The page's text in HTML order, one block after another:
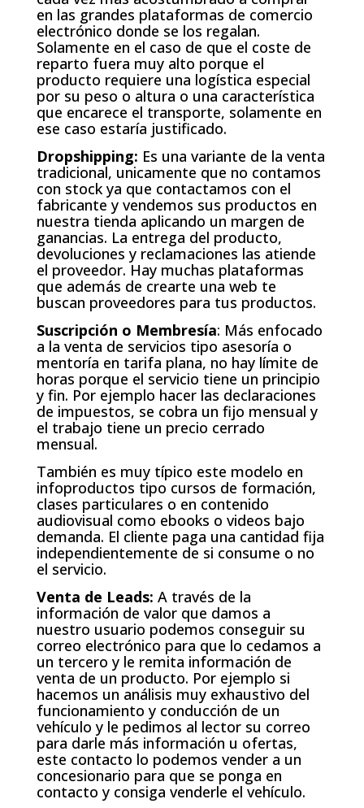
en las grandes plataformas de comercio
electrónico donde se los regalan.
Solamente en el caso de que el coste de
reparto fuera muy alto porque el
producto requiere una logística especial
por su peso o altura o una característica
que encarece el transporte, solamente en
ese caso estaría justificado.
Dropshipping: Es una variante de la venta
tradicional, unicamente que no contamos
con stock ya que contactamos con el
fabricante y vendemos sus productos en
nuestra tienda aplicando un margen de
ganancias. La entrega del producto,
devoluciones y reclamaciones las atiende
el proveedor. Hay muchas plataformas
que además de crearte una web te
buscan proveedores para tus productos.
Suscripción o Membresía: Más enfocado
a la venta de servicios tipo asesoría o
mentoría en tarifa plana, no hay límite de
horas porque el servicio tiene un principio
y fin. Por ejemplo hacer las declaraciones
de impuestos, se cobra un fijo mensual y
el trabajo tiene un precio cerrado
mensual.
También es muy típico este modelo en
infoproductos tipo cursos de formación,
clases particulares o en contenido
audiovisual como ebooks o videos bajo
demanda. El cliente paga una cantidad fija
independientemente de si consume o no
el servicio.
Venta de Leads: A través de la
información de valor que damos a
nuestro usuario podemos conseguir su
correo electrónico para que lo cedamos a
un tercero y le remita información de
venta de un producto. Por ejemplo si
hacemos un análisis muy exhaustivo del
funcionamiento y conducción de un
vehículo y le pedimos al lector su correo
para darle más información u ofertas,
este contacto lo podemos vender a un
concesionario para que se ponga en
contacto y consiga venderle el vehículo.